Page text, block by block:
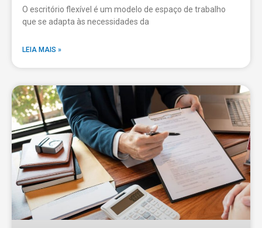
O escritório flexível é um modelo de espaço de trabalho
que se adapta às necessidades da
LEIA MAIS »